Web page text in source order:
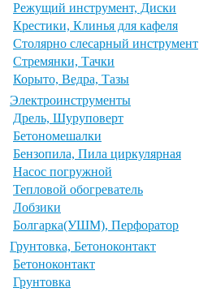
Режущий инструмент, Диски
Крестики, Клинья для кафеля
Столярно слесарный инструмент
Стремянки, Тачки
Корыто, Ведра, Тазы
Электроинструменты
Дрель, Шуруповерт
Бетономешалки
Бензопила, Пила циркулярная
Насос погружной
Тепловой обогреватель
Лобзики
Болгарка(УШМ), Перфоратор
Грунтовка, Бетоноконтакт
Бетоноконтакт
Грунтовка